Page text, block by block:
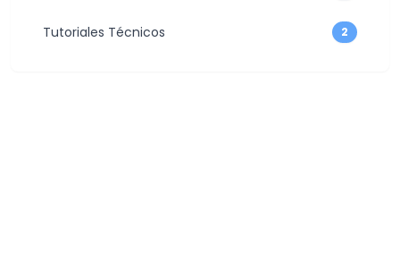
Tutoriales Técnicos 2